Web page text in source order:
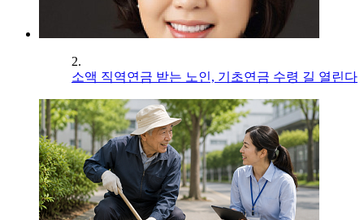
2.
소액 직역연금 받는 노인, 기초연금 수령 길 열린다